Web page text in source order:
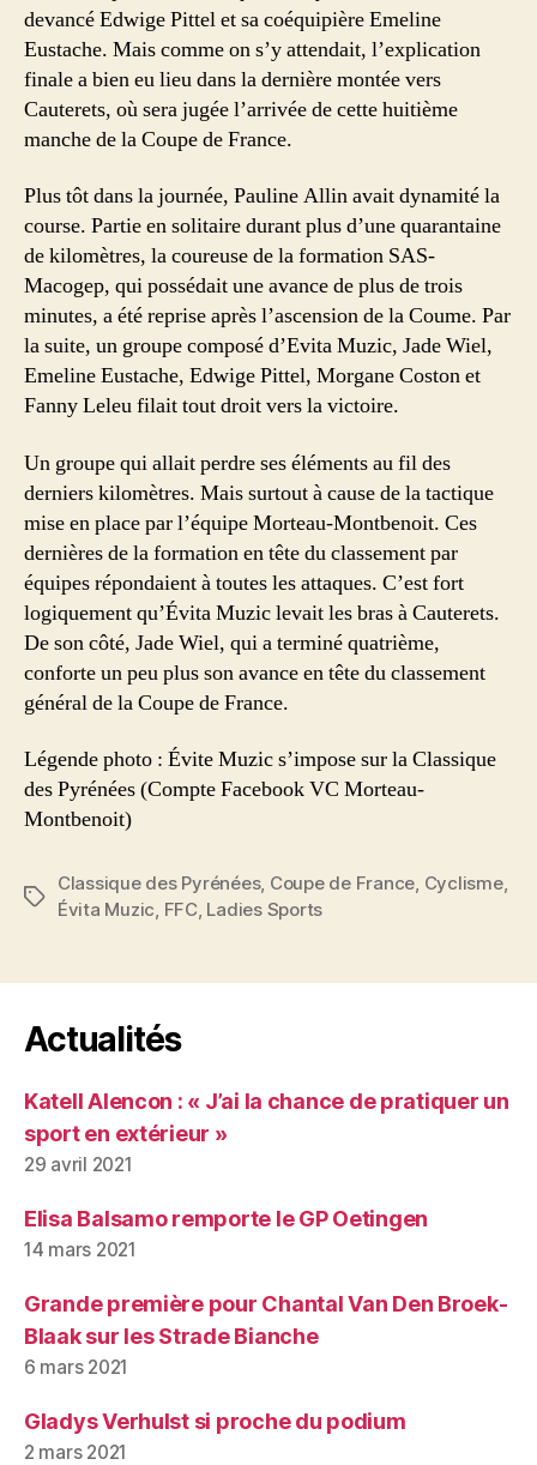
devancé Edwige Pittel et sa coéquipière Emeline
Eustache. Mais comme on s’y attendait, l’explication
finale a bien eu lieu dans la dernière montée vers
Cauterets, où sera jugée l’arrivée de cette huitième
manche de la Coupe de France.
Plus tôt dans la journée, Pauline Allin avait dynamité la
course. Partie en solitaire durant plus d’une quarantaine
de kilomètres, la coureuse de la formation SAS-
Macogep, qui possédait une avance de plus de trois
minutes, a été reprise après l’ascension de la Coume. Par
la suite, un groupe composé d’Evita Muzic, Jade Wiel,
Emeline Eustache, Edwige Pittel, Morgane Coston et
Fanny Leleu filait tout droit vers la victoire.
Un groupe qui allait perdre ses éléments au fil des
derniers kilomètres. Mais surtout à cause de la tactique
mise en place par l’équipe Morteau-Montbenoit. Ces
dernières de la formation en tête du classement par
équipes répondaient à toutes les attaques. C’est fort
logiquement qu’Évita Muzic levait les bras à Cauterets.
De son côté, Jade Wiel, qui a terminé quatrième,
conforte un peu plus son avance en tête du classement
général de la Coupe de France.
Légende photo : Évite Muzic s’impose sur la Classique
des Pyrénées (Compte Facebook VC Morteau-
Montbenoit)
Étiquettes
Classique des Pyrénées, Coupe de France, Cyclisme,
Évita Muzic, FFC, Ladies Sports
Actualités
Katell Alencon : « J’ai la chance de pratiquer un
sport en extérieur »
29 avril 2021
Elisa Balsamo remporte le GP Oetingen
14 mars 2021
Grande première pour Chantal Van Den Broek-
Blaak sur les Strade Bianche
6 mars 2021
Gladys Verhulst si proche du podium
2 mars 2021